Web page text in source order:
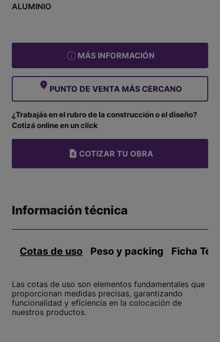
ALUMINIO
MÁS INFORMACIÓN
PUNTO DE VENTA MÁS CERCANO
¿Trabajás en el rubro de la construcción o el diseño?
Cotizá online en un click
COTIZAR TU OBRA
Información técnica
Cotas de uso Peso y packing Ficha
Las cotas de uso son elementos fundamentales que
proporcionan medidas precisas, garantizando
funcionalidad y eficiencia en la colocación de
nuestros productos.